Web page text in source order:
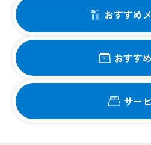
おすすめ
おすす
サー